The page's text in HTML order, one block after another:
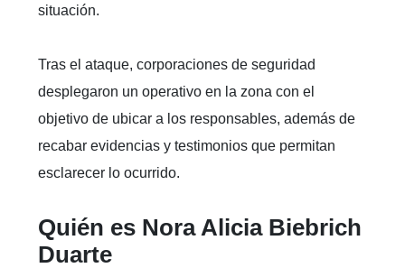
situación.
Tras el ataque, corporaciones de seguridad
desplegaron un operativo en la zona con el
objetivo de ubicar a los responsables, además de
recabar evidencias y testimonios que permitan
esclarecer lo ocurrido.
Quién es Nora Alicia Biebrich
Duarte